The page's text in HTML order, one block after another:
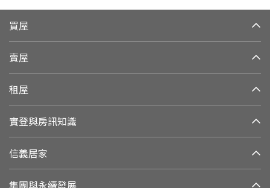
買屋
賣屋
租屋
實登與房訊知識
信義居家
集團與永續發展